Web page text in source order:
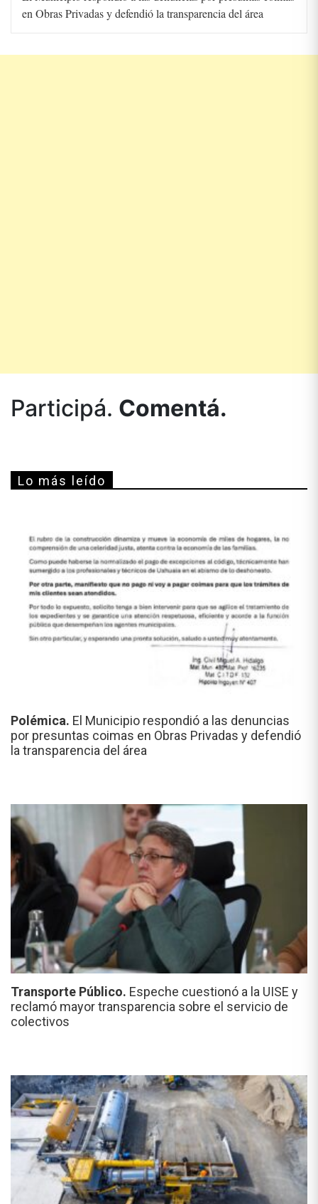
en Obras Privadas y defendió la transparencia del área
Participá. Comentá.
Lo más leído
Polémica. El Municipio respondió a las denuncias
por presuntas coimas en Obras Privadas y defendió
la transparencia del área
Transporte Público. Espeche cuestionó a la UISE y
reclamó mayor transparencia sobre el servicio de
colectivos